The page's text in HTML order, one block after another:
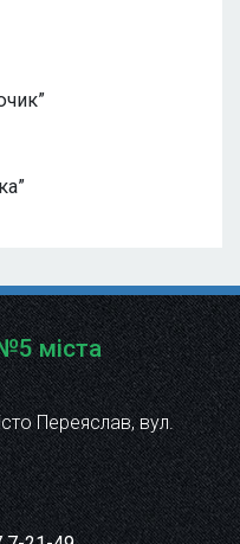
№5 міста
Переяслав, вул.